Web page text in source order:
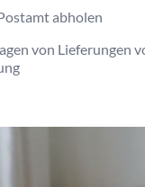
abholen
von Lieferungen